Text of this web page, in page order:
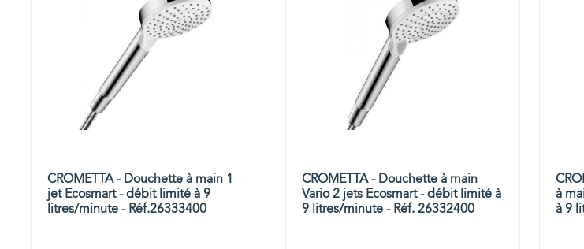
CROMETTA - Douchette à main 1
jet Ecosmart - débit limité à 9
litres/minute - Réf.26333400
CROMETTA - Douchette à main
Vario 2 jets Ecosmart - débit limité à
9 litres/minute - Réf. 26332400
à
à 9